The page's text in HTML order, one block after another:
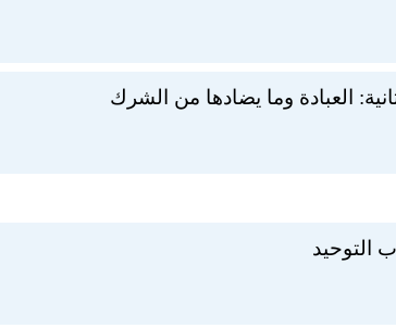
العبادة وما يضادها من الشرك
التوحيد